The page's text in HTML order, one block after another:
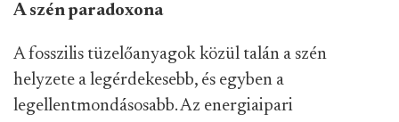
A szén paradoxona
A fosszilis tüzelőanyagok közül talán a szén
helyzete a legérdekesebb, és egyben a
legellentmondásosabb. Az energiaipari